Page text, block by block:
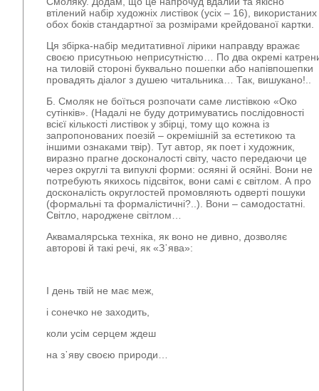
втілений набір художніх листівок (усіх – 16), використаних
обох боків стандартної за розмірами крейдованої картки.
Ця збірка-набір медитативної лірики направду вражає
своєю присутньою неприсутністю… По два окремі
на тиловій стороні буквально пошепки або напівпошепки
провадять діалог з душею читальника… Так, вишукано!..
Б. Смоляк не боїться розпочати саме листівкою «Око
сутінків». (Надалі не буду дотримуватись послідовності
всієї кількості листівок у збірці, тому що кожна із
запропонованих поезій – окремішній за естетикою та
іншими ознаками твір). Тут автор, як поет і художник,
виразно прагне досконалості світу, часто передаючи це
через округлі та випуклі форми: осяяні й осяйні. Вони не
потребують якихось підсвіток, вони самі є світлом. А про
досконалість округлостей промовляють одверті пошуки
(формальні та формалістичні?..). Вони – самодостатні.
Світло, народжене світлом…
Аквамалярська техніка, як воно не дивно, дозволяє
авторові й такі речі, як «З᾿ява»:
І день твій не має меж,
і сонечко не заходить,
коли усім серцем ждеш
на з᾿яву своєю природи…